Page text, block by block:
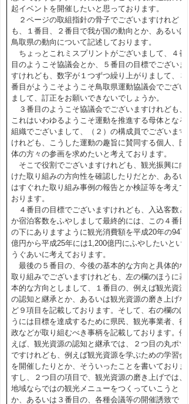
起イベントを開催したいと思っております。
２ページの取組指針の骨子でございますけれど
も、１番目、２番目で我が国の動向とか、あるいは
鳥取県の動向について記述しております。
ちょっとこれミスプリントがございまして、４番
目のようこそ協議会とか、５番目の目標でございま
すけれども、数字が１つずつ繰り上がりまして、３
番目がようこそようこそ鳥取県運動協議会でござい
まして、訂正をお願いできないでしょうか。
３番目のようこそ協議会でございますけれども、
これはいわゆるようこそ運動を推進する母体となる
組織でございまして、（２）の構成員でございます
けれども、こうした運動の趣旨に賛同する個人、団
体の方々の参画を求めたいと考えております。
そこで役割でございますけれども、観光振興に向
けた取り組みの方向性を確認したりだとか、あるい
はすぐれた取り組み事例の報告とか検証等を考えて
おります。
４番目の目標でございますけれども、入込客数と
か宿泊客数をふやしまして最終的には、この４番目
の下にありますように観光消費額を平成20年の947
億円から平成25年には1,200億円にふやしたいとい
うぐあいに考えております。
最後の５番目の、今後の基本的な方向と具体的な
取り組みでございますけれども、左の欄のほうに基
本的な方向としまして、１番目の、例えば観光資源
の認知と継承とか、あるいは観光資源の磨き上げな
ど９項目を記載しております。そして、右の欄のほ
うには目標を達成するために県民、観光事業者、行
政などが取り組むべき事柄を記載しております。例
えば、観光資源の認知と継承では、２つ目の丸ポツ
ですけれども、例えば観光資源を学ぶための学習会
を開催したりとか、そういったことを書いておりま
すし、２つ目の項目で、観光資源の磨き上げでは、
地域ならではの観光メニューをつくっていこうと
か、あるいは３番目の、各種会議等の開催誘致で